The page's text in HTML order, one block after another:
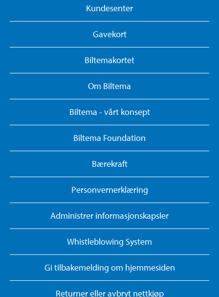
Kundesenter
Gavekort
Biltemakortet
Om Biltema
Biltema - vårt konsept
Biltema Foundation
Bærekraft
Personvernerklæring
Administrer informasjonskapsler
Whistleblowing System
Gi tilbakemelding om hjemmesiden
Returner eller avbryt nettkjøp